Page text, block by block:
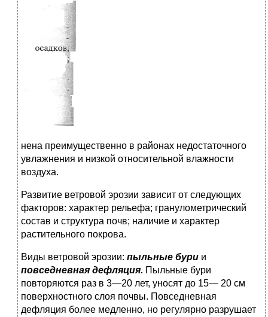
нена преимущественно в районах недостаточного
увлажнения и низкой относительной влажности
воздуха.
Развитие ветровой эрозии зависит от следующих
факторов: характер рельефа; гранулометрический
состав и структура почв; наличие и характер
растительного покрова.
Виды ветровой эрозии: пыльные бури и
повседневная дефля­ция. Пыльные бури
повторяются раз в 3—20 лет, уносят до 15— 20 см
поверхностного слоя почвы. Повседневная
дефляция более медленно, но регулярно разрушает